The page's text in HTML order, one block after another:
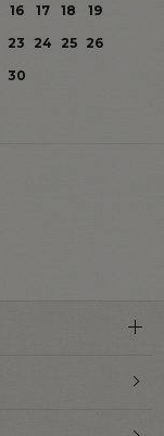
16 17 18
19
23 24 25
26
30